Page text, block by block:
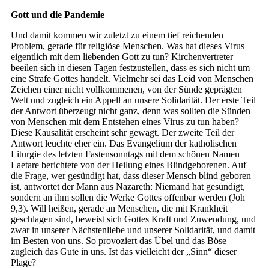
Gott und die Pandemie
Und damit kommen wir zuletzt zu einem tief reichenden
Problem, gerade für religiöse Menschen. Was hat dieses Virus
eigentlich mit dem liebenden Gott zu tun? Kirchenvertreter
beeilen sich in diesen Tagen festzustellen, dass es sich nicht um
eine Strafe Gottes handelt. Vielmehr sei das Leid von Menschen
Zeichen einer nicht vollkommenen, von der Sünde geprägten
Welt und zugleich ein Appell an unsere Solidarität. Der erste Teil
der Antwort überzeugt nicht ganz, denn was sollten die Sünden
von Menschen mit dem Entstehen eines Virus zu tun haben?
Diese Kausalität erscheint sehr gewagt. Der zweite Teil der
Antwort leuchte eher ein. Das Evangelium der katholischen
Liturgie des letzten Fastensonntags mit dem schönen Namen
Laetare berichtete von der Heilung eines Blindgeborenen. Auf
die Frage, wer gesündigt hat, dass dieser Mensch blind geboren
ist, antwortet der Mann aus Nazareth: Niemand hat gesündigt,
sondern an ihm sollen die Werke Gottes offenbar werden (Joh
9,3). Will heißen, gerade an Menschen, die mit Krankheit
geschlagen sind, beweist sich Gottes Kraft und Zuwendung, und
zwar in unserer Nächstenliebe und unserer Solidarität, und damit
im Besten von uns. So provoziert das Übel und das Böse
zugleich das Gute in uns. Ist das vielleicht der „Sinn“ dieser
Plage?